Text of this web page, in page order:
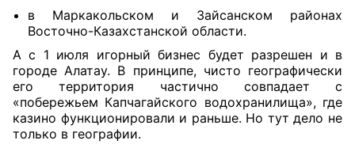
в Маркакольском и Зайсанском районах
Восточно-Казахстанской области.
А с 1 июля игорный бизнес будет разрешен и в
городе Алатау. В принципе, чисто географически
его территория частично совпадает с
«побережьем Капчагайского водохранилища», где
казино функционировали и раньше. Но тут дело не
только в географии.